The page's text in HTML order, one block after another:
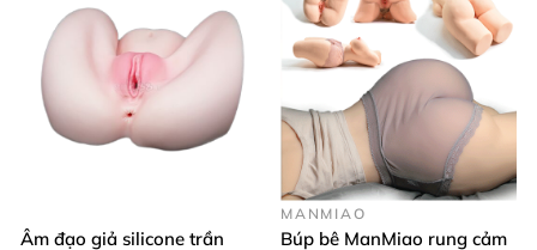
Âm đạo giả silicone trần
MANMIAO
Búp bê ManMiao rung cảm